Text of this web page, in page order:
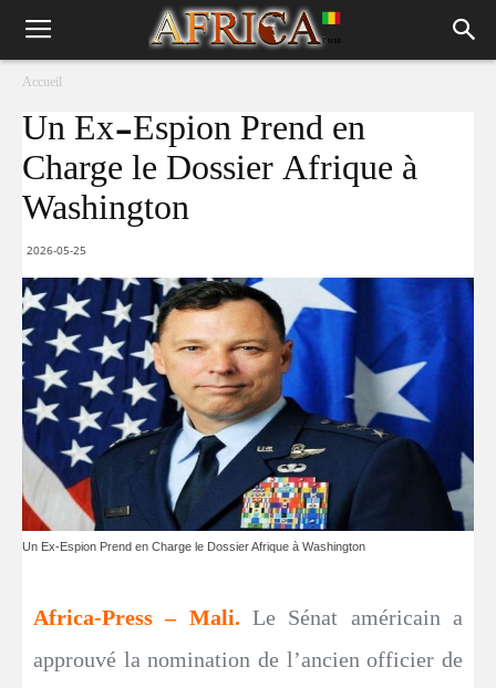
Accueil
Un Ex-Espion Prend en
Charge le Dossier Afrique à
Washington
2026-05-25
Un Ex-Espion Prend en Charge le Dossier Afrique à Washington
Africa-Press – Mali. Le Sénat américain a
approuvé la nomination de l’ancien officier de